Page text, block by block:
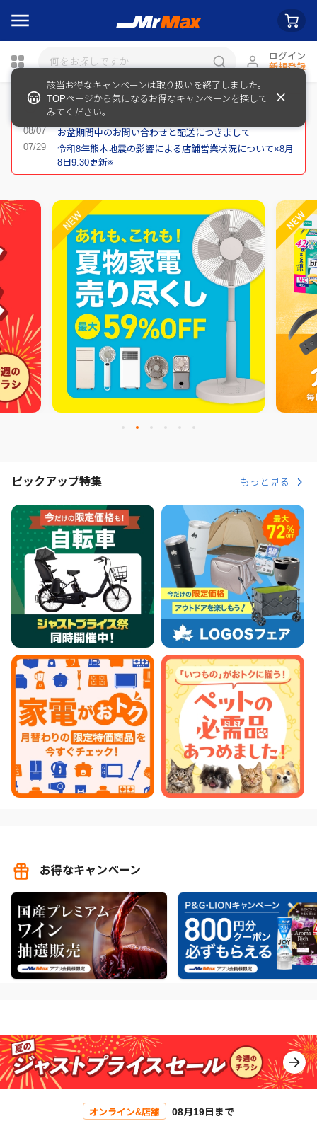
ログイン
新規登録
重要なお知らせ
お盆期間中のお問い合わせと配送につきまして
令和8年熊本地震の影響による店舗営業状況について※8月
8日9:30更新※
ピックアップ特集 もっと見る
お得なキャンペーン
オンライン&店舗 08月19日まで
該当お得なキャンペーンは取り扱いを終了しました。
TOPページから気になるお得なキャンペーンを探して
みてください。